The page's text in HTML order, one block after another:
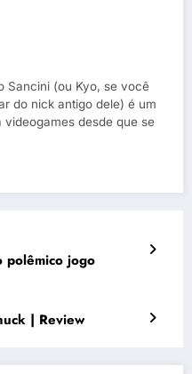
Sancini (ou Kyo, se você
do nick antigo dele) é um
desde que se
polêmico jogo
| Review